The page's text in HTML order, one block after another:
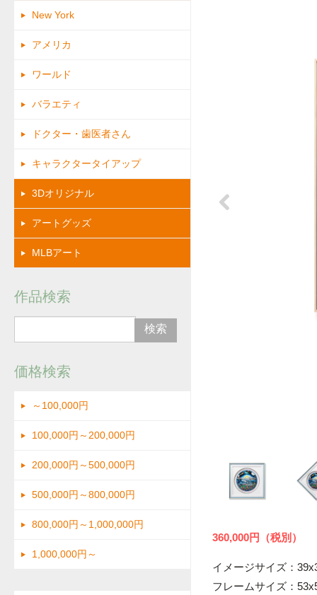
360,000円（税別）
イメージサイズ：
フレームサイズ：
New York
アメリカ
ワールド
バラエティ
ドクター・歯医者さん
キャラクタータイアップ
3Dオリジナル
アートグッズ
MLBアート
作品検索
価格検索
～100,000円
100,000円～200,000円
200,000円～500,000円
500,000円～800,000円
800,000円～1,000,000円
1,000,000円～